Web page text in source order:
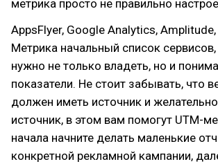
метрика просто не правильно
AppsFlyer, Google Analytics,
Метрика начальный список
нужно не только владеть, но и
показатели. Не стоит забывать, что
должен иметь источник и
источник, в этом вам помогут UTM-
начала начните делать маленькие
конкретной рекламной кампании,